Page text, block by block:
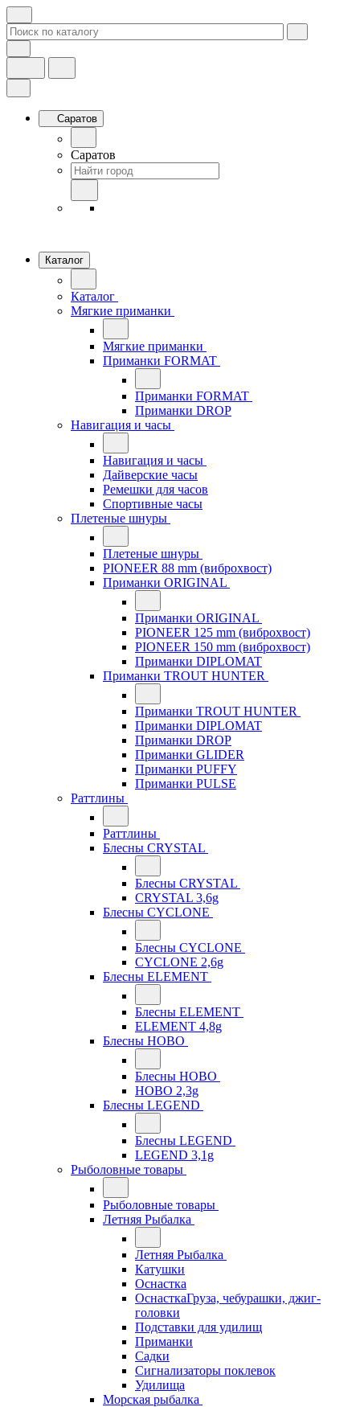
Саратов
Саратов
Каталог
Каталог
Мягкие приманки
Мягкие приманки
Приманки FORMAT
Приманки FORMAT
Приманки DROP
Навигация и часы
Навигация и часы
Дайверские часы
Ремешки для часов
Спортивные часы
Плетеные шнуры
Плетеные шнуры
PIONEER 88 mm (виброхвост)
Приманки ORIGINAL
Приманки ORIGINAL
PIONEER 125 mm (виброхвост)
PIONEER 150 mm (виброхвост)
Приманки DIPLOMAT
Приманки TROUT HUNTER
Приманки TROUT HUNTER
Приманки DIPLOMAT
Приманки DROP
Приманки GLIDER
Приманки PUFFY
Приманки PULSE
Раттлины
Раттлины
Блесны CRYSTAL
Блесны CRYSTAL
CRYSTAL 3,6g
Блесны CYCLONE
Блесны CYCLONE
CYCLONE 2,6g
Блесны ELEMENT
Блесны ELEMENT
ELEMENT 4,8g
Блесны HOBO
Блесны HOBO
HOBO 2,3g
Блесны LEGEND
Блесны LEGEND
LEGEND 3,1g
Рыболовные товары
Рыболовные товары
Летняя Рыбалка
Летняя Рыбалка
Катушки
Оснастка
ОснасткаГруза, чебурашки, джиг-
головки
Подставки для удилищ
Приманки
Садки
Сигнализаторы поклевок
Удилища
Морская рыбалка